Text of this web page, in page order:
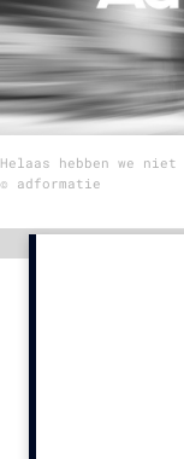
Menu
Home
9 sept: GenAI-
12 nov:
Adverteren
Helaas hebben we
© adformatie